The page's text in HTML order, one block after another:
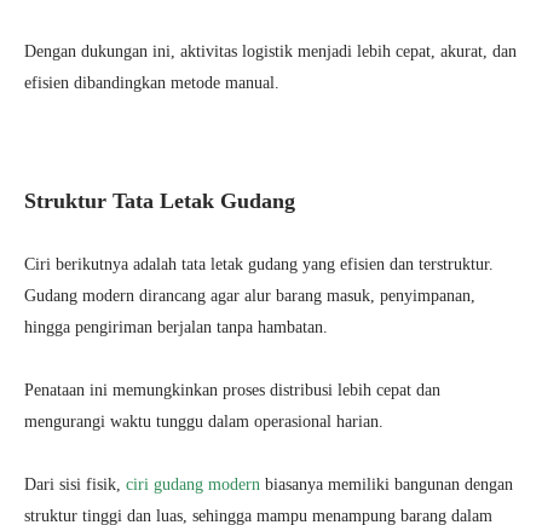
Dengan dukungan ini, aktivitas logistik menjadi lebih cepat, akurat, dan
efisien dibandingkan metode manual.
Struktur Tata Letak Gudang
Ciri berikutnya adalah tata letak gudang yang efisien dan terstruktur.
Gudang modern dirancang agar alur barang masuk, penyimpanan,
hingga pengiriman berjalan tanpa hambatan.
Penataan ini memungkinkan proses distribusi lebih cepat dan
mengurangi waktu tunggu dalam operasional harian.
Dari sisi fisik, ciri gudang modern biasanya memiliki bangunan dengan
struktur tinggi dan luas, sehingga mampu menampung barang dalam